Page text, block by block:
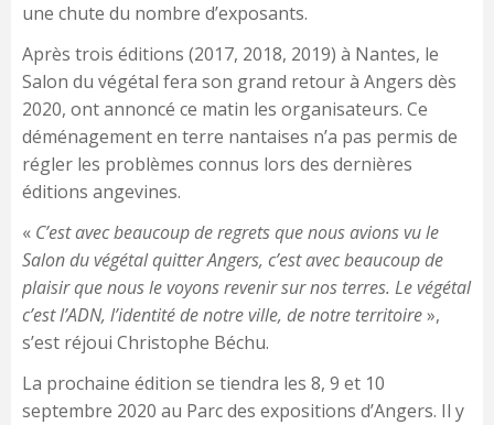
une chute du nombre d’exposants.
Après trois éditions (2017, 2018, 2019) à Nantes, le
Salon du végétal fera son grand retour à Angers dès
2020, ont annoncé ce matin les organisateurs. Ce
déménagement en terre nantaises n’a pas permis de
régler les problèmes connus lors des dernières
éditions angevines.
« C’est avec beaucoup de regrets que nous avions vu le
Salon du végétal quitter Angers, c’est avec beaucoup de
plaisir que nous le voyons revenir sur nos terres. Le végétal
c’est l’ADN, l’identité de notre ville, de notre territoire»,
s’est réjoui Christophe Béchu.
La prochaine édition se tiendra les 8, 9 et 10
septembre 2020 au Parc des expositions d’Angers. Il y